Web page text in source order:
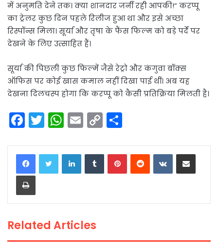
में अनुमति देने तक। क्या शानदार जर्नी रही आपकी!” करप्पू
का ट्रेलर कुछ दिन पहले रिलीज हुआ था और इसे अच्छा
रिस्पॉन्स मिला। सूर्या और तृषा के फैंस फिल्म को बड़े पर्दे पर
देखने के लिए उत्साहित हैं।
सूर्या की पिछली कुछ फिल्में जैसे रेट्रो और कंगुवा बॉक्स
ऑफिस पर कोई खास कमाल नहीं दिखा पाई थीं। अब यह
देखना दिलचस्प होगा कि करप्पू को कैसी प्रतिक्रिया मिलती है।
F
a
c
e
b
o
k
T
w
itt
er
W
h
a
ts
p
E
m
ai
l
C
o
p
y
n
ar
e
LinkedInTumblrPinterestReddit VKontakteShare via Email
Print
Related Articles